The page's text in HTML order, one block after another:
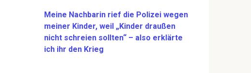
Meine Nachbarin rief die Polizei wegen
meiner Kinder, weil „Kinder draußen
nicht schreien sollten“ – also erklärte
ich ihr den Krieg